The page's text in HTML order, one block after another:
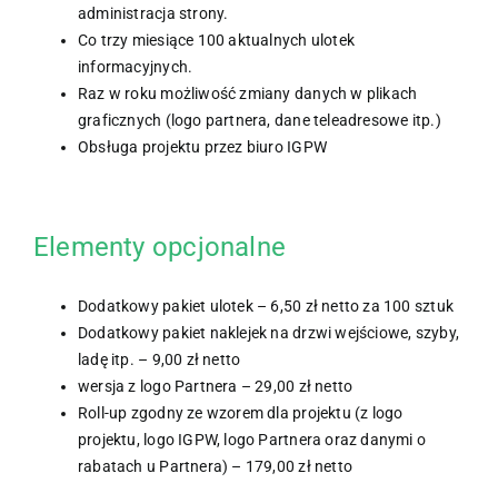
administracja strony.
Co trzy miesiące 100 aktualnych ulotek
informacyjnych.
Raz w roku możliwość zmiany danych w plikach
graficznych (logo partnera, dane teleadresowe itp.)
Obsługa projektu przez biuro IGPW
Elementy opcjonalne
Dodatkowy pakiet ulotek – 6,50 zł netto za 100 sztuk
Dodatkowy pakiet naklejek na drzwi wejściowe, szyby,
ladę itp. – 9,00 zł netto
wersja z logo Partnera – 29,00 zł netto
Roll-up zgodny ze wzorem dla projektu (z logo
projektu, logo IGPW, logo Partnera oraz danymi o
rabatach u Partnera) – 179,00 zł netto